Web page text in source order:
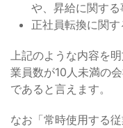
や、昇給に関する
正社員転換に関す
上記のような内容を
業員数が10人未満の
であると言えます。
なお「常時使用する